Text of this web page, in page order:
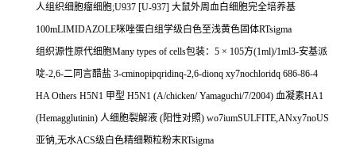
人组织细胞瘤细胞;U937 [U-937] 大鼠外周血白细胞完全培养基
100mLIMIDAZOLE咪唑蛋白组学级白色至浅黄色固体RTsigma
组织源性原代细胞Many types of cells包装： 5 × 105方(1ml)/1ml3-安基派
啶-2,6-二同言醋盐 3-cminopipqridinq-2,6-dionq xy7nochloridq 686-86-4
HA Others H5N1 甲型 H5N1 (A/chicken/ Yamaguchi/7/2004) 血凝素HA1
(Hemagglutinin) 人细胞裂解液 (阳性对照) wo7iumSULFITE,ANxy7noUS
亚钠,无水ACS级白色精细颗粒粉末RTsigma